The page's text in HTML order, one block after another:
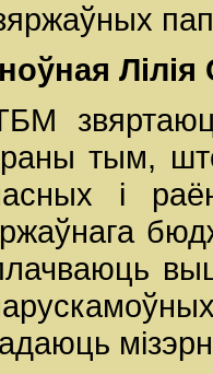
Лілія
тым,
і